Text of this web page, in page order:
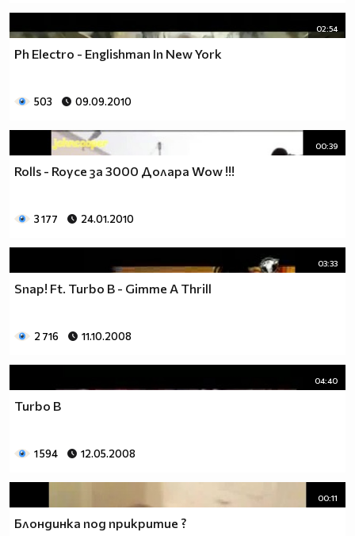
02:54
Ph Electro - Englishman In New York
503 09.09.2010
00:39
Rolls - Royce за 3000 Долара Wow !!!
3 177 24.01.2010
03:33
Snap! Ft. Turbo B - Gimme A Thrill
2 716 11.10.2008
04:40
Turbo B
1 594 12.05.2008
00:11
Блондинка под прикритие ?